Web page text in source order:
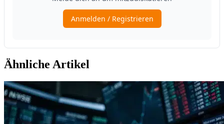
Ähnliche Artikel